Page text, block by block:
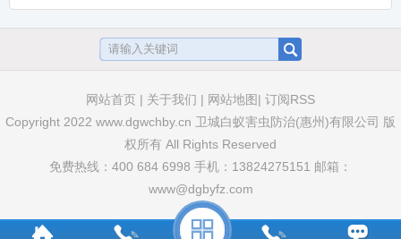
防白蚁药,惠州杀白...
灭白蚂蚁灭治树木园林土壤
大光明白蚁药水，装修预防家用户外消灭
白蚂蚁灭治树木园林土壤地...
白蚁诱杀箱室外园林白蚁诱杀器盒别
墅白蚁诱杀监测装置-惠州市
白蚁诱杀箱室外园林白蚁诱杀器盒别墅白
网站首页 | 关于我们 | 网站地图| 订阅RSS
Copyright 2022 www.dgwchby.cn 卫城白蚁害虫防治(惠州)有限公司 版
权所有 All Rights Reserved
免费热线：400 684 6998 手机：13824275151 邮箱：
www@dgbyfz.com